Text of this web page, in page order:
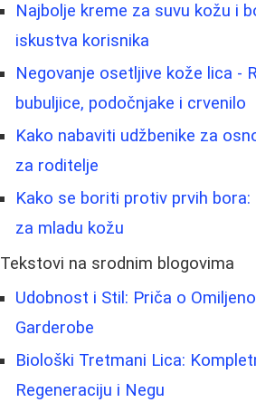
Najbolje kreme za suvu kožu i
iskustva korisnika
Negovanje osetljive kože lica -
bubuljice, podočnjake i crvenilo
Kako nabaviti udžbenike za
za roditelje
Kako se boriti protiv prvih bora:
za mladu kožu
Tekstovi na srodnim blogovima
Udobnost i Stil: Priča o
Garderobe
Biološki Tretmani Lica:
Regeneraciju i Negu